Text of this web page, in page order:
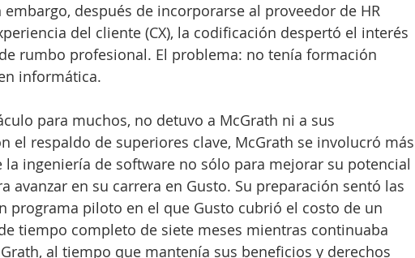
después de incorporarse al proveedor de HR
del cliente (CX), la codificación despertó el interés
rumbo profesional. El problema: no tenía formación
informática.
para muchos, no detuvo a McGrath ni a sus
el respaldo de superiores clave, McGrath se involucró más
la ingeniería de software no sólo para mejorar su potencial
avanzar en su carrera en Gusto. Su preparación sentó las
programa piloto en el que Gusto cubrió el costo de un
tiempo completo de siete meses mientras continuaba
al tiempo que mantenía sus beneficios y derechos